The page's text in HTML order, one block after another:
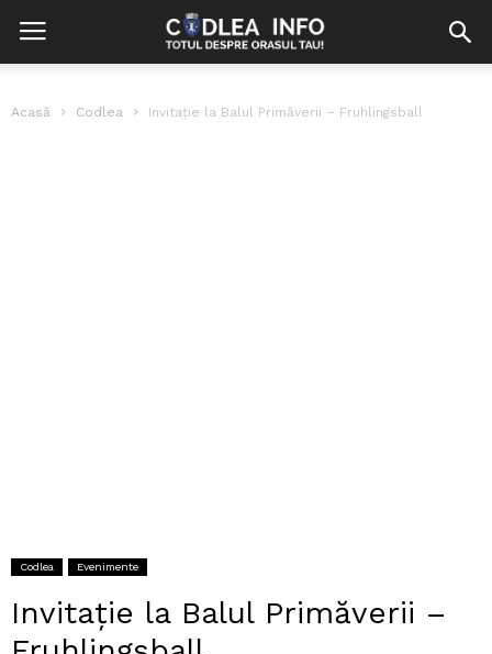
Acasă Codlea Invitație la Balul Primăverii – Fruhlingsball
Codlea Evenimente
Invitație la Balul Primăverii –